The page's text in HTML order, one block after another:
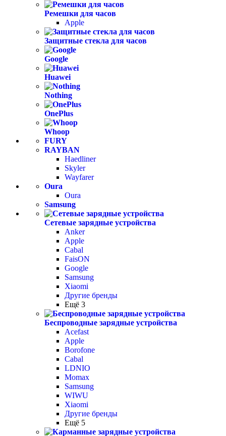
Ремешки для часов
Apple
Защитные стекла для часов
Google
Huawei
Nothing
OnePlus
Whoop
FURY
RAYBAN
Haedliner
Skyler
Wayfarer
Oura
Oura
Samsung
Сетевые зарядные устройства
Anker
Apple
Cabal
FaisON
Google
Samsung
Xiaomi
Другие бренды
Ещё 3
Беспроводные зарядные устройства
Acefast
Apple
Borofone
Cabal
LDNIO
Momax
Samsung
WIWU
Xiaomi
Другие бренды
Ещё 5